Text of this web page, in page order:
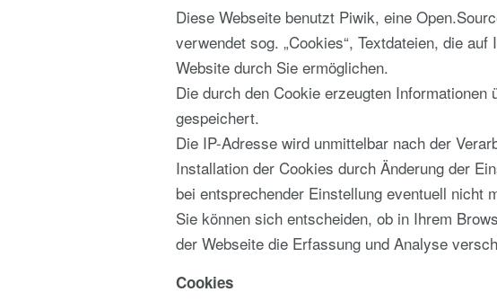
Diese Webseite benutzt Piwik, eine
verwendet sog. „Cookies“, Textdateien, die
Website durch Sie ermöglichen.
Die durch den Cookie erzeugten
gespeichert.
Die IP-Adresse wird unmittelbar nach der
Installation der Cookies durch Änderung der
bei entsprechender Einstellung eventuell nicht
Sie können sich entscheiden, ob in Ihrem
der Webseite die Erfassung und Analyse
Cookies